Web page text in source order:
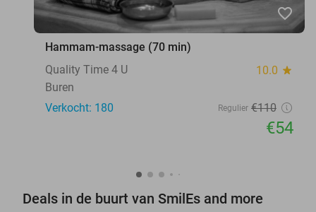
favorite_border
Hammam-massage (70 min)
Quality Time 4 U
10.0 star
Buren
Verkocht: 180
Regulier €110
€54
Deals in de buurt van SmilEs and more